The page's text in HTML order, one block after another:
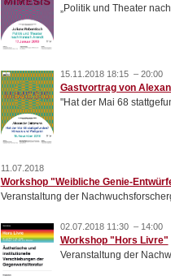
„Politik und Theater
15.11.2018 18:15 – 20:00
Gastvortrag von
"Hat der Mai 68
11.07.2018
Workshop "Weibliche Genie-
Veranstaltung der
02.07.2018 11:30 – 14:00
Workshop "Hors Livre"
Veranstaltung der